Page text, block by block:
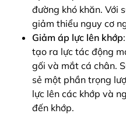
đường khó khăn. Với
giảm thiểu nguy cơ
Giảm áp lực lên khớp
tạo ra lực tác động
gối và mắt cá chân.
sẻ một phần trọng
lực lên các khớp và
đến khớp.